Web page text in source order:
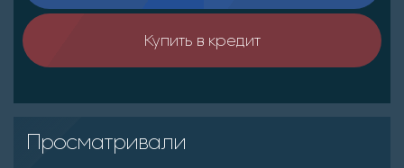
Купить в кредит
Просматривали